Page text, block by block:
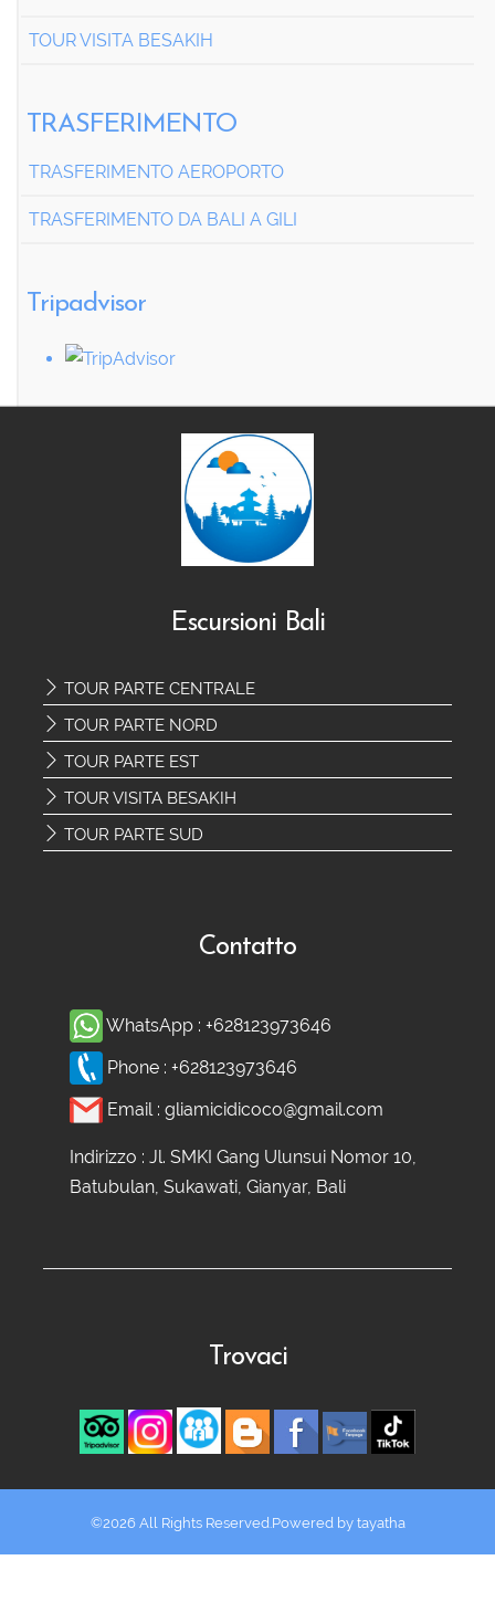
TOUR VISITA BESAKIH
TRASFERIMENTO
TRASFERIMENTO AEROPORTO
TRASFERIMENTO DA BALI A GILI
Tripadvisor
Escursioni Bali
TOUR PARTE CENTRALE
TOUR PARTE NORD
TOUR PARTE EST
TOUR VISITA BESAKIH
TOUR PARTE SUD
Contatto
WhatsApp : +628123973646
Phone : +628123973646
Email : gliamicidicoco@gmail.com
Indirizzo : Jl. SMKI Gang Ulunsui Nomor 10,
Batubulan, Sukawati, Gianyar, Bali
Trovaci
©2026 All Rights Reserved.Powered by tayatha